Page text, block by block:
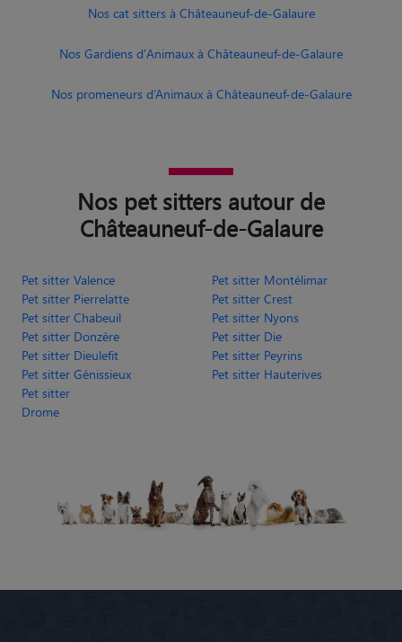
Nos cat sitters à Châteauneuf-de-Galaure
Nos Gardiens d'Animaux à Châteauneuf-de-Galaure
Nos promeneurs d’Animaux à Châteauneuf-de-Galaure
Nos pet sitters autour de
Châteauneuf-de-Galaure
Pet sitter Valence
Pet sitter Montélimar
Pet sitter Pierrelatte
Pet sitter Crest
Pet sitter Chabeuil
Pet sitter Nyons
Pet sitter Donzère
Pet sitter Die
Pet sitter Dieulefit
Pet sitter Peyrins
Pet sitter Génissieux
Pet sitter Hauterives
Pet sitter
Drome